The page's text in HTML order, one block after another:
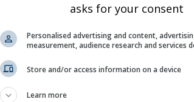
asks for your consent
Personalised advertising and content,
measurement, audience research and services
Store and/or access information on a device
Learn more